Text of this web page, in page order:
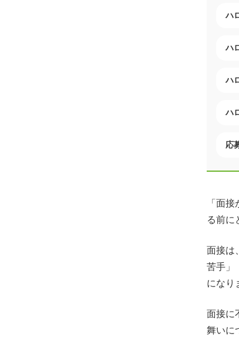
ハ
ハ
ハ
ハ
応
「面
る前に
面接は
苦手」
になり
面接に
舞いに